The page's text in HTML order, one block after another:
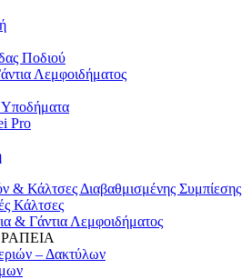
Ποδιού
Λεμφοιδήματος
Pro
& Κάλτσες Διαβαθμισμένης Συμπίεσης
Κάλτσες
& Γάντια Λεμφοιδήματος
– Δακτύλων